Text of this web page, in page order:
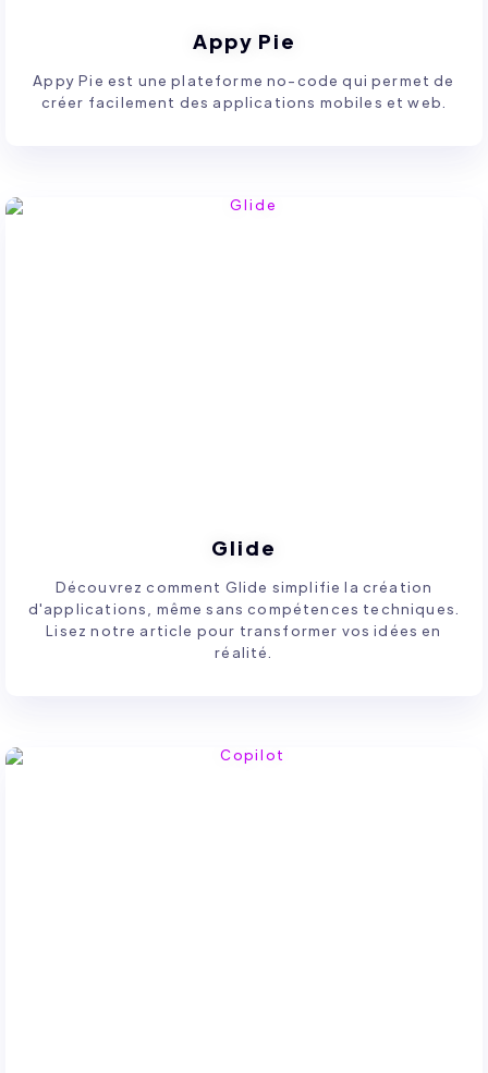
Appy Pie
Appy Pie est une plateforme no-code qui permet de
créer facilement des applications mobiles et web.
Glide
Découvrez comment Glide simplifie la création
d'applications, même sans compétences techniques.
Lisez notre article pour transformer vos idées en
réalité.